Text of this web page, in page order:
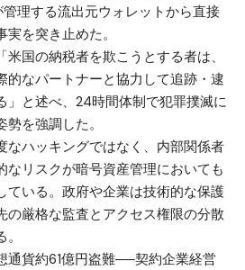
管理する流出元ウォレットから直接
を突き止めた。
国の納税者を欺こうとする者は、
的なパートナーと協力して追跡・逮
」と述べ、24時間体制で犯罪撲滅に
を強調した。
なハッキングではなく、内部関係者
なリスクが暗号資産管理においても
ている。政府や企業は技術的な保護
の厳格な監査とアクセス権限の分散
通貨約61億円盗難──契約企業経営